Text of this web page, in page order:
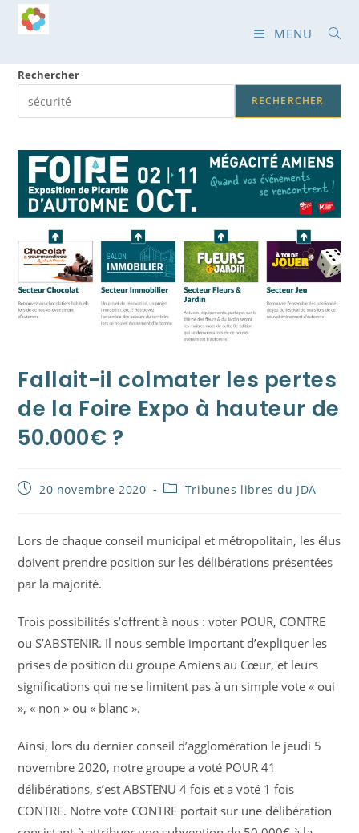
Skip
MENU
Rechercher
RECHERCHER
Fallait-il colmater les pertes
de la Foire Expo à hauteur de
50.000€ ?
Publication
20 novembre 2020
PostTribunes libres du JDA
Lors de chaque conseil municipal et métropolitain, les élus
doivent prendre position sur les délibérations présentées
par la majorité.
Trois possibilités s’offrent à nous : voter POUR, CONTRE
ou S’ABSTENIR. Il nous semble important d’expliquer les
prises de position du groupe Amiens au Cœur, et leurs
significations qui ne se limitent pas à un simple vote « oui
», « non » ou « blanc ».
Ainsi, lors du dernier conseil d’agglomération le jeudi 5
novembre 2020, notre groupe a voté POUR 41
délibérations, s’est ABSTENU 4 fois et a voté 1 fois
CONTRE. Notre vote CONTRE portait sur une délibération